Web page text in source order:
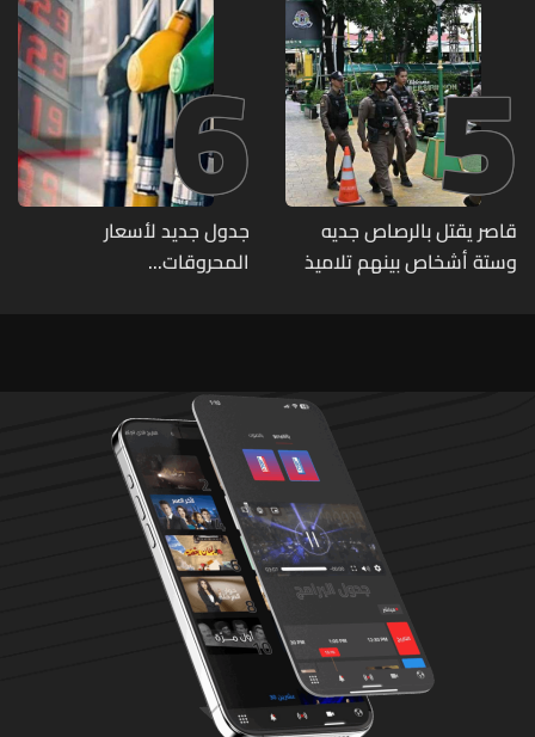
5
قاصر يقتل بالرصاص جديه
وستة أشخاص بينهم تلاميذ
6
جدول جديد لأسعار
المحروقات...